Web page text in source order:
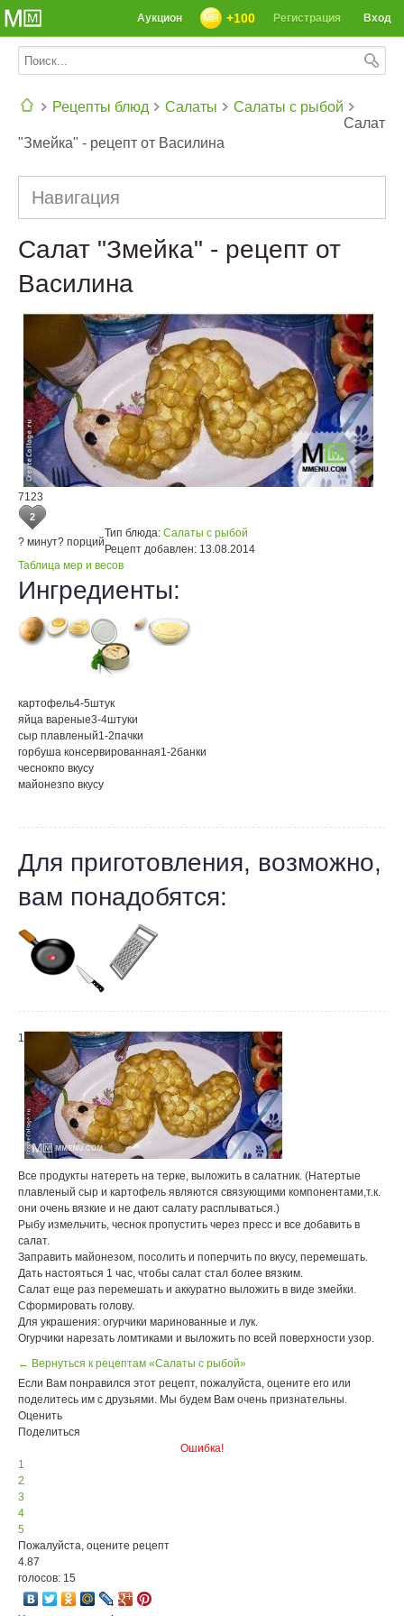
СЕГОДНЯ: 39142 РЕЦЕПТА
Вход
Регистрация
+100
Аукцион
Рецепты блюд Салаты
Салаты с рыбой
Салат
"Змейка" - рецепт от Василина
Навигация
Салат "Змейка" - рецепт от
Василина
7123
2
? минут? порций
Тип блюда: Салаты с рыбой
Рецепт добавлен: 13.08.2014
Таблица мер и весов
Ингредиенты:
картофель4-5штук
яйца вареные3-4штуки
сыр плавленый1-2пачки
горбуша консервированная1-2банки
чеснокпо вкусу
майонезпо вкусу
Для приготовления, возможно,
вам понадобятся:
1
Все продукты натереть на терке, выложить в салатник. (Натертые
плавленый сыр и картофель являются связующими компонентами,т.к.
они очень вязкие и не дают салату расплываться.)
Рыбу измельчить, чеснок пропустить через пресс и все добавить в
салат.
Заправить майонезом, посолить и поперчить по вкусу, перемешать.
Дать настояться 1 час, чтобы салат стал более вязким.
Салат еще раз перемешать и аккуратно выложить в виде змейки.
Сформировать голову.
Для украшения: огурчики маринованные и лук.
Огурчики нарезать ломтиками и выложить по всей поверхности узор.
← Вернуться к рецептам «Салаты с рыбой»
Если Вам понравился этот рецепт, пожалуйста, оцените его или
поделитесь им с друзьями. Мы будем Вам очень признательны.
Оценить
Поделиться
Ошибка!
1
2
3
4
5
Пожалуйста, оцените рецепт
4.87
голосов: 15